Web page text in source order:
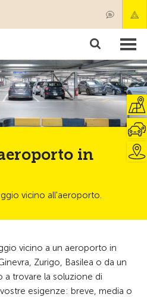
in
vicino all'aeroporto.
vicino a un aeroporto in
Zurigo, Basilea o da un
a trovare la soluzione di
esigenze: breve, media o